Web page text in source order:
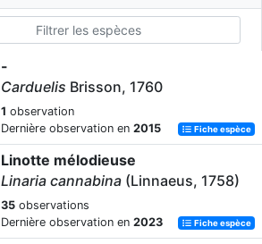
-
Carduelis Brisson, 1760
1 observation
Dernière observation en 2015 Fiche espèce
Linotte mélodieuse
Linaria cannabina (Linnaeus, 1758)
35 observations
Dernière observation en 2023 Fiche espèce